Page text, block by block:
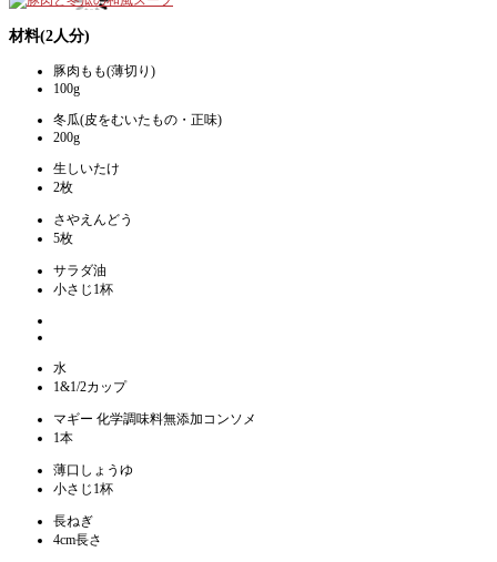
材料(2人分)
豚肉もも(薄切り)
100g
冬瓜(皮をむいたもの・正味)
200g
生しいたけ
2枚
さやえんどう
5枚
サラダ油
小さじ1杯
水
1&1/2カップ
マギー 化学調味料無添加コンソメ
1本
薄口しょうゆ
小さじ1杯
長ねぎ
4cm長さ